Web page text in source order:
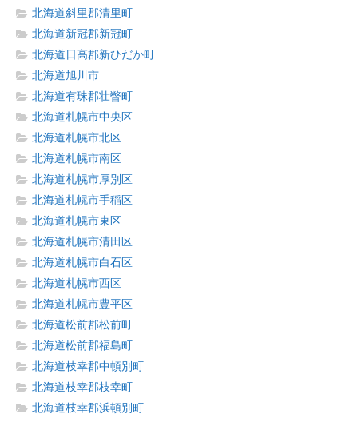
北海道斜里郡清里町
北海道新冠郡新冠町
北海道日高郡新ひだか町
北海道旭川市
北海道有珠郡壮瞥町
北海道札幌市中央区
北海道札幌市北区
北海道札幌市南区
北海道札幌市厚別区
北海道札幌市手稲区
北海道札幌市東区
北海道札幌市清田区
北海道札幌市白石区
北海道札幌市西区
北海道札幌市豊平区
北海道松前郡松前町
北海道松前郡福島町
北海道枝幸郡中頓別町
北海道枝幸郡枝幸町
北海道枝幸郡浜頓別町